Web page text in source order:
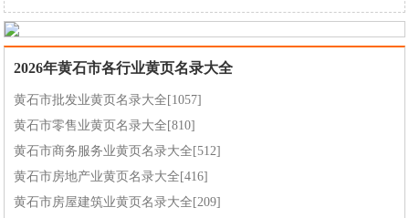
2026年黄石市各行业黄页名录大全
黄石市批发业黄页名录大全[1057]
黄石市零售业黄页名录大全[810]
黄石市商务服务业黄页名录大全[512]
黄石市房地产业黄页名录大全[416]
黄石市房屋建筑业黄页名录大全[209]